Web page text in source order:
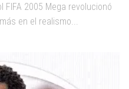
FIFA 2005 Mega revolucionó
en el realismo...